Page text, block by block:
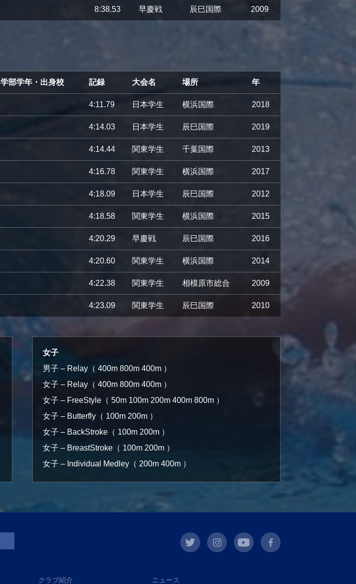
8:38.53 早慶戦 辰巳国際 2009
学部学年・出身校 記録 大会名 場所 年
4:11.79 日本学生 横浜国際 2018
4:14.03 日本学生 辰巳国際 2019
4:14.44 関東学生 千葉国際 2013
4:16.78 関東学生 横浜国際 2017
4:18.09 日本学生 辰巳国際 2012
4:18.58 関東学生 横浜国際 2015
4:20.29 早慶戦 辰巳国際 2016
4:20.60 関東学生 横浜国際 2014
4:22.38 関東学生 相模原市総合 2009
4:23.09 関東学生 辰巳国際 2010
女子
男子 – Relay（ 400m 800m 400m ）
女子 – Relay（ 400m 800m 400m ）
女子 – FreeStyle（ 50m 100m 200m 400m 800m ）
女子 – Butterfly（ 100m 200m ）
女子 – BackStroke（ 100m 200m ）
女子 – BreastStroke（ 100m 200m ）
女子 – Individual Medley（ 200m 400m ）
クラブ紹介 ニュース
twitter instagramyoutube